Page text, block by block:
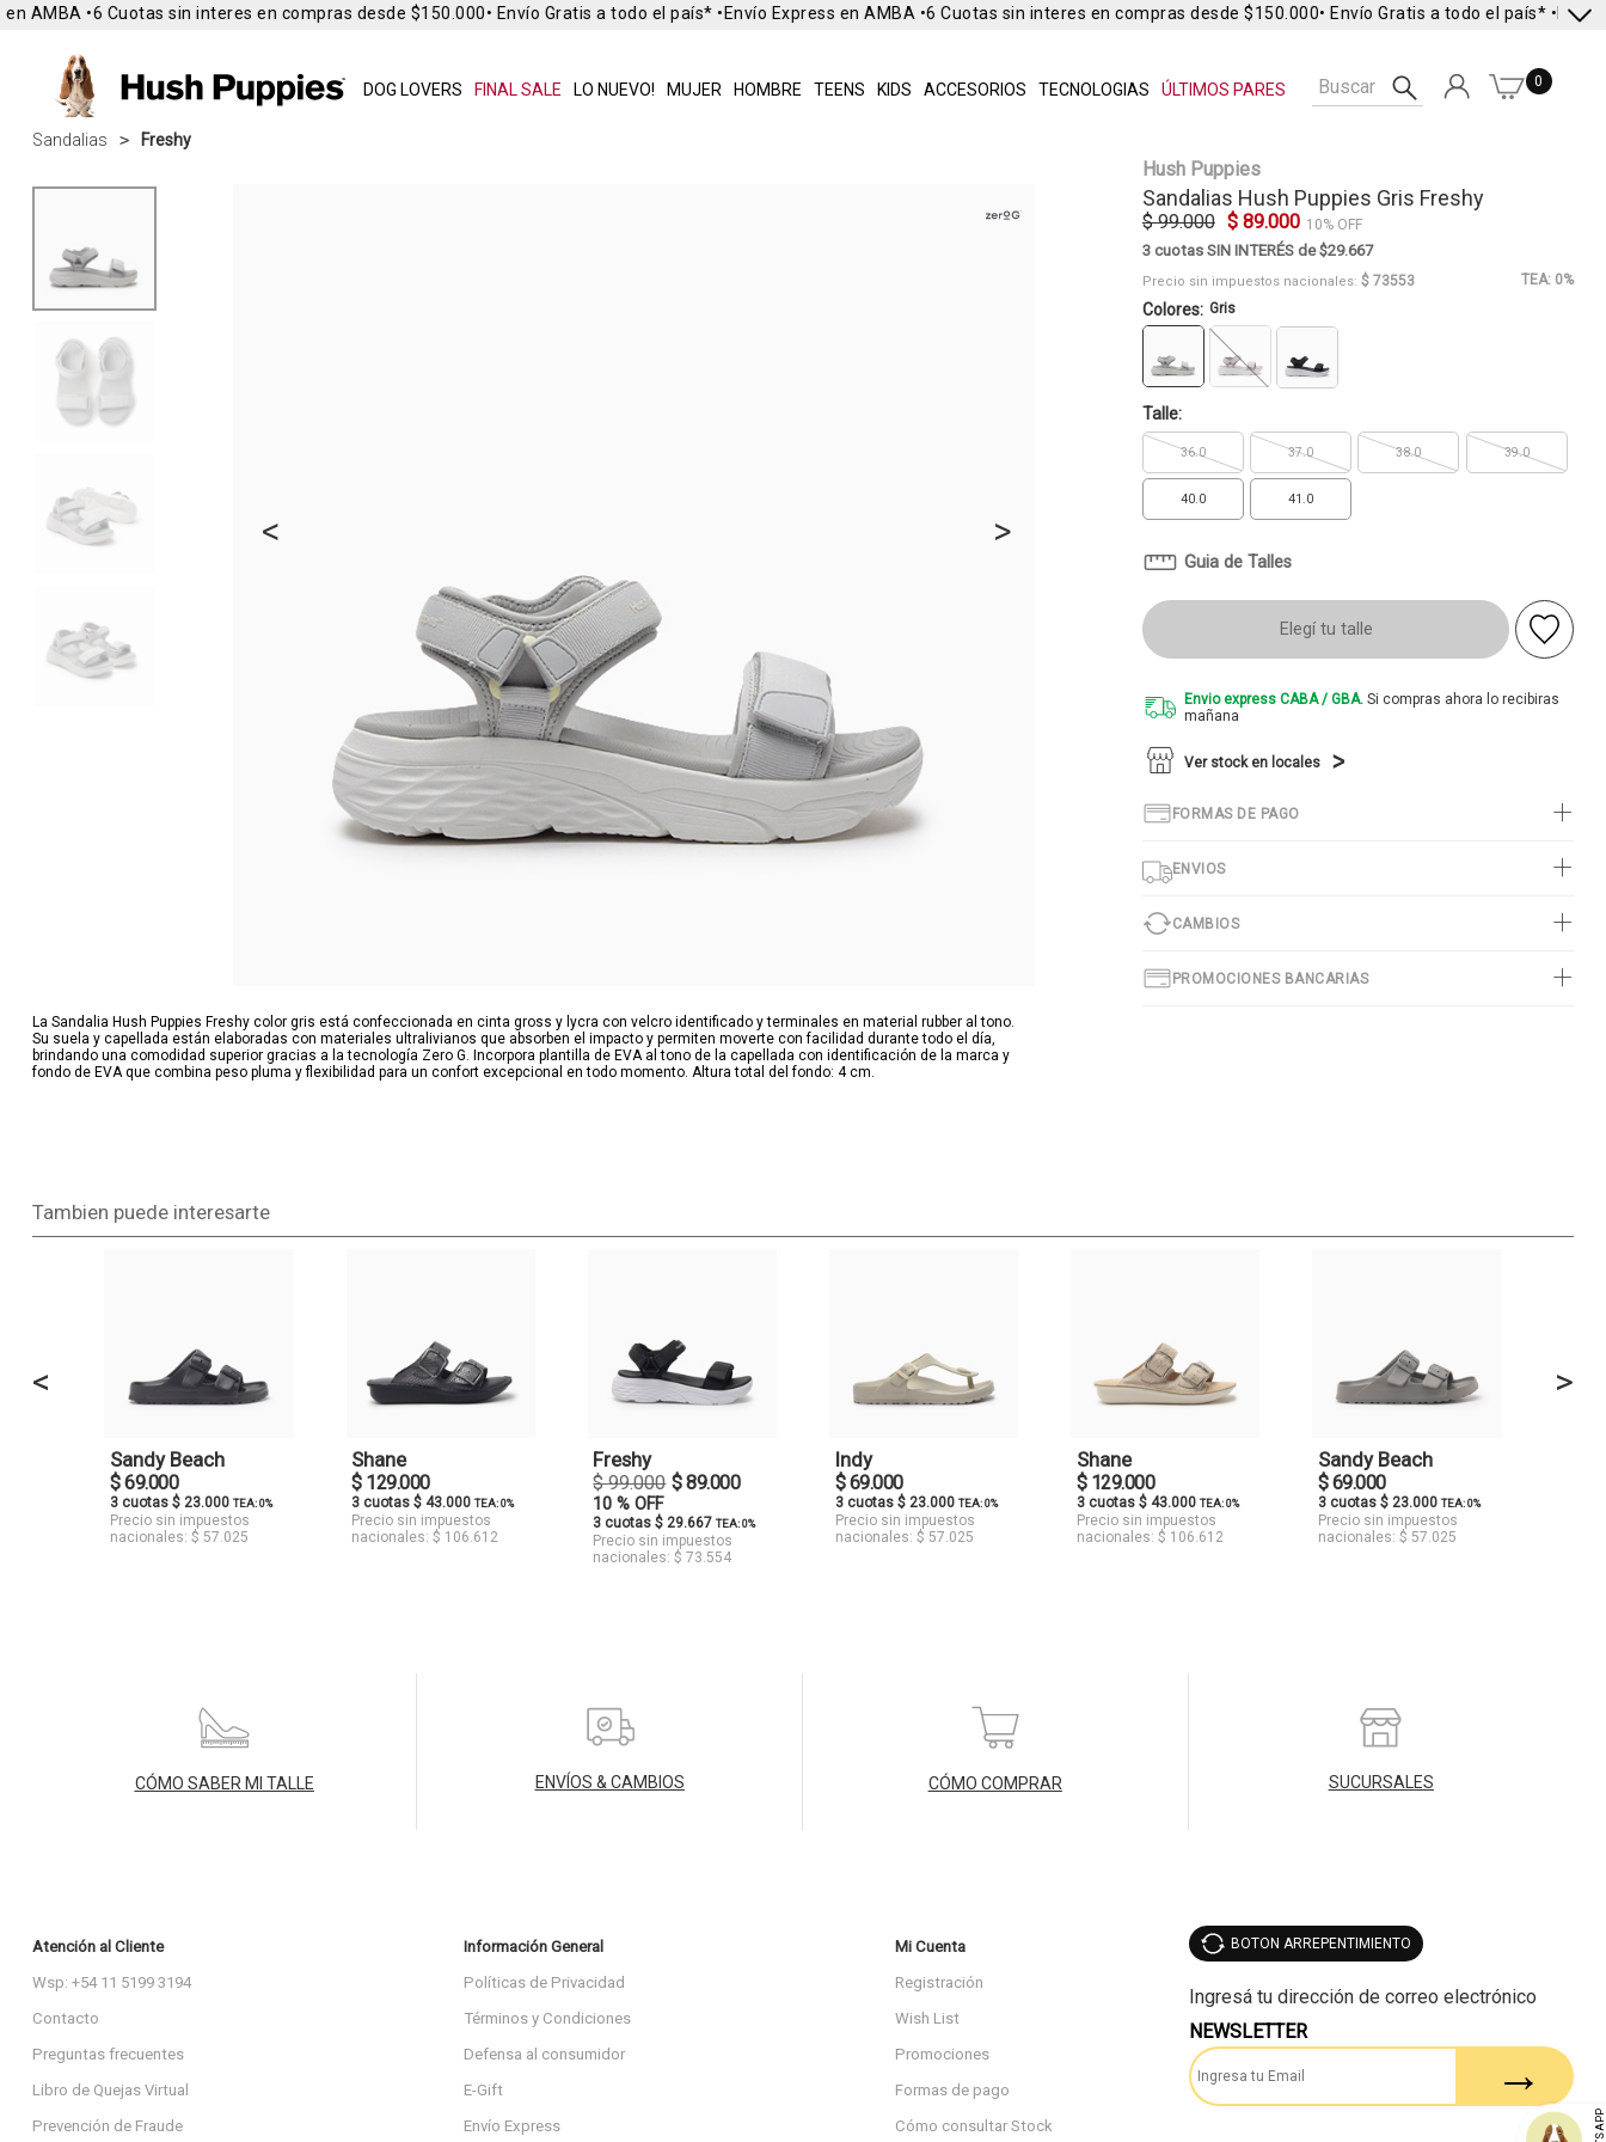
DOG LOVERS FINAL SALE LO NUEVO! MUJER HOMBRE TEENS KIDS ACCESORIOS TECNOLOGIAS ÚLTIMOS PARES
AMBA •6 Cuotas sin interes en compras desde $150.000• Envío Gratis a todo el país* •Envío Express en AMBA •6 Cuotas sin interes en compras desde $150.000• Envío Gratis a todo el país* •Envío
0
Sandalias Freshy
< >
La Sandalia Hush Puppies Freshy color gris está confeccionada en cinta gross y lycra con velcro identificado y terminales en material rubber al tono.
Su suela y capellada están elaboradas con materiales ultralivianos que absorben el impacto y permiten moverte con facilidad durante todo el día,
brindando una comodidad superior gracias a la tecnología Zero G. Incorpora plantilla de EVA al tono de la capellada con identificación de la marca y
fondo de EVA que combina peso pluma y flexibilidad para un confort excepcional en todo momento. Altura total del fondo: 4 cm.
Hush Puppies
Sandalias Hush Puppies Gris Freshy
$ 99.000 $ 89.000 10% OFF
3 cuotas SIN INTERÉS de $29.667
Precio sin impuestos nacionales: $ 73553 TEA: 0%
Colores: Gris
Talle:
36.0 37.0 38.0 39.0
40.0 41.0
Guia de Talles
Elegí tu talle
Envio express CABA / GBA.Si compras ahora lo recibiras
mañana
Ver stock en locales
FORMAS DE PAGO
ENVIOS
CAMBIOS
PROMOCIONES BANCARIAS
Tambien puede interesarte
<
Sandy Beach
$ 69.000
3 cuotas $ 23.000TEA: 0%
Precio sin impuestos
nacionales: $ 57.025
Shane
$ 129.000
3 cuotas $ 43.000TEA: 0%
Precio sin impuestos
nacionales: $ 106.612
Freshy
$ 99.000 $ 89.000
10 % OFF
3 cuotas $ 29.667TEA: 0%
Precio sin impuestos
nacionales: $ 73.554
Indy
$ 69.000
3 cuotas $ 23.000 TEA: 0%
Precio sin impuestos
nacionales: $ 57.025
Shane
$ 129.000
3 cuotas $ 43.000 TEA: 0%
Precio sin impuestos
nacionales: $ 106.612
Sandy Beach
$ 69.000
3 cuotas $ 23.000 TEA: 0%
Precio sin impuestos
nacionales: $ 57.025
>
CÓMO SABER MI TALLE ENVÍOS & CAMBIOS CÓMO COMPRAR SUCURSALES
Atención al Cliente
Wsp: +54 11 5199 3194
Contacto
Preguntas frecuentes
Libro de Quejas Virtual
Prevención de Fraude
Información General
Políticas de Privacidad
Términos y Condiciones
Defensa al consumidor
E-Gift
Envío Express
Mi Cuenta
Registración
Wish List
Promociones
Formas de pago
Cómo consultar Stock
BOTON ARREPENTIMIENTO
NEWSLETTER